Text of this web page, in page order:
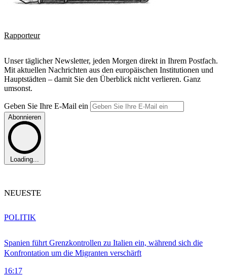
Rapporteur
Unser täglicher Newsletter, jeden Morgen direkt in Ihrem Postfach.
Mit aktuellen Nachrichten aus den europäischen Institutionen und
Hauptstädten – damit Sie den Überblick nicht verlieren. Ganz
umsonst.
Geben Sie Ihre E-Mail ein
Abonnieren
Loading...
NEUESTE
Spanien führt Grenzkontrollen zu Italien ein, während sich die
Konfrontation um die Migranten verschärft
16:17
POLITIK